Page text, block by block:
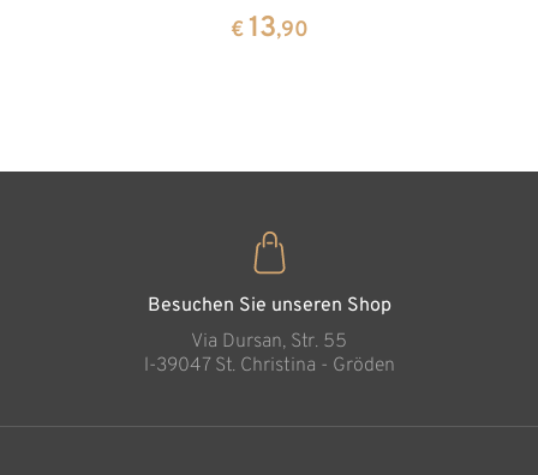
€ 13,90
Besuchen Sie unseren Shop
Via Dursan, Str. 55
l-39047 St. Christina - Gröden